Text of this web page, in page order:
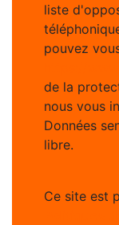
liste
pouvez
de la
nous vous
Données
libre.
Ce site est